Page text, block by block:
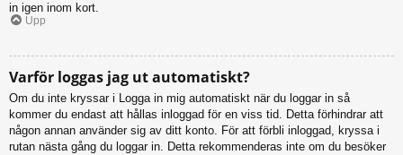
in igen inom kort.
Upp
Varför loggas jag ut automatiskt?
Om du inte kryssar i Logga in mig automatiskt när du loggar in så
kommer du endast att hållas inloggad för en viss tid. Detta förhindrar att
någon annan använder sig av ditt konto. För att förbli inloggad, kryssa i
rutan nästa gång du loggar in. Detta rekommenderas inte om du besöker